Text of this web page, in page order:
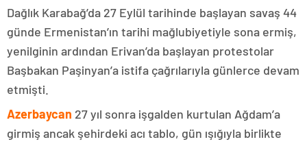
Dağlık Karabağ’da 27 Eylül tarihinde başlayan savaş 44
günde Ermenistan’ın tarihi mağlubiyetiyle sona ermiş,
yenilginin ardından Erivan’da başlayan protestolar
Başbakan Paşinyan’a istifa çağrılarıyla günlerce devam
etmişti.
Azerbaycan 27 yıl sonra işgalden kurtulan Ağdam’a
girmiş ancak şehirdeki acı tablo, gün ışığıyla birlikte